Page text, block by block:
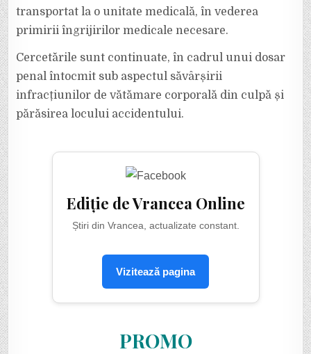
transportat la o unitate medicală, în vederea
primirii îngrijirilor medicale necesare.
Cercetările sunt continuate, în cadrul unui dosar
penal întocmit sub aspectul săvârșirii
infracțiunilor de vătămare corporală din culpă și
părăsirea locului accidentului.
Ediție de Vrancea Online
Știri din Vrancea, actualizate constant.
Vizitează pagina
PROMO